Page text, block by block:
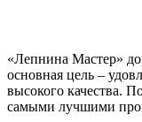
«Лепнина Мастер»
основная цель –
высокого качества.
самыми лучшими